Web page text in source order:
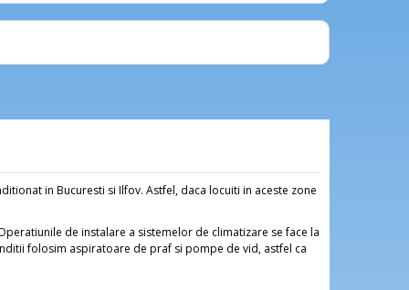
in Bucuresti si Ilfov. Astfel, daca locuiti in aceste zone
de instalare a sistemelor de climatizare se face la
folosim aspiratoare de praf si pompe de vid, astfel ca